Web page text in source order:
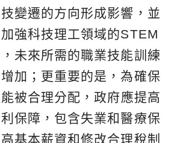
變遷的方向形成影響，並
強科技理工領域的STEM
未來所需的職業技能訓練
加；更重要的是，為確保
被合理分配，政府應提高
保障，包含失業和醫療保
基本薪資和修改合理稅制